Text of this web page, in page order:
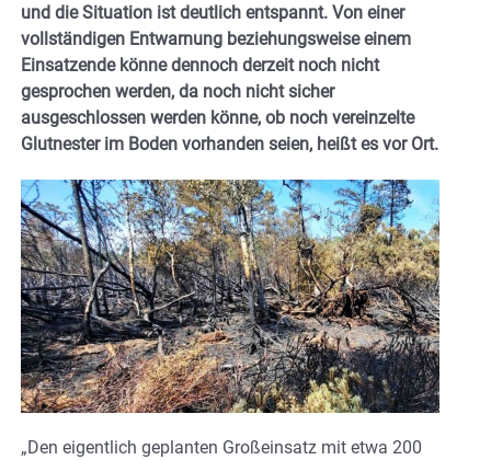
und die Situation ist deutlich entspannt. Von einer
vollständigen Entwarnung beziehungsweise einem
Einsatzende könne dennoch derzeit noch nicht
gesprochen werden, da noch nicht sicher
ausgeschlossen werden könne, ob noch vereinzelte
Glutnester im Boden vorhanden seien, heißt es vor Ort.
„Den eigentlich geplanten Großeinsatz mit etwa 200